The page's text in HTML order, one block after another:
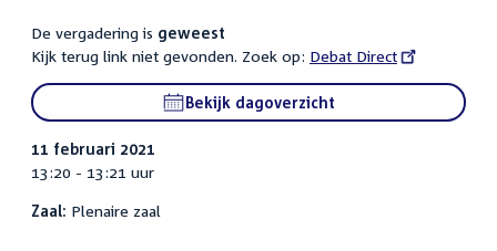
De vergadering is geweest
Kijk terug link niet gevonden. Zoek op: External
link:
Debat Direct
Bekijk dagoverzicht
11 februari 2021
13:20 - 13:21 uur
Zaal: Plenaire zaal